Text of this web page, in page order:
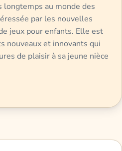
longtemps au monde des
par les nouvelles
jeux pour enfants. Elle est
nouveaux et innovants qui
de plaisir à sa jeune nièce